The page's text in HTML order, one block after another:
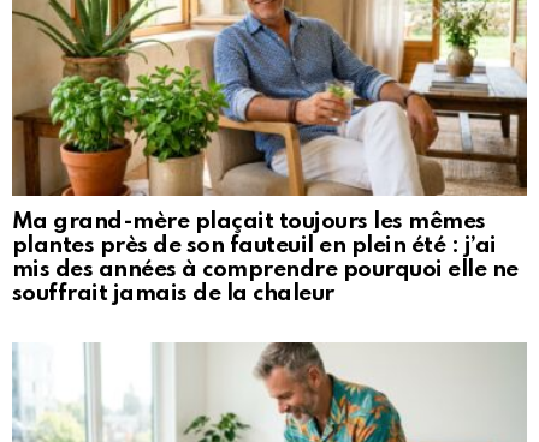
Ma grand-mère plaçait toujours les mêmes
plantes près de son fauteuil en plein été : j’ai
mis des années à comprendre pourquoi elle ne
souffrait jamais de la chaleur